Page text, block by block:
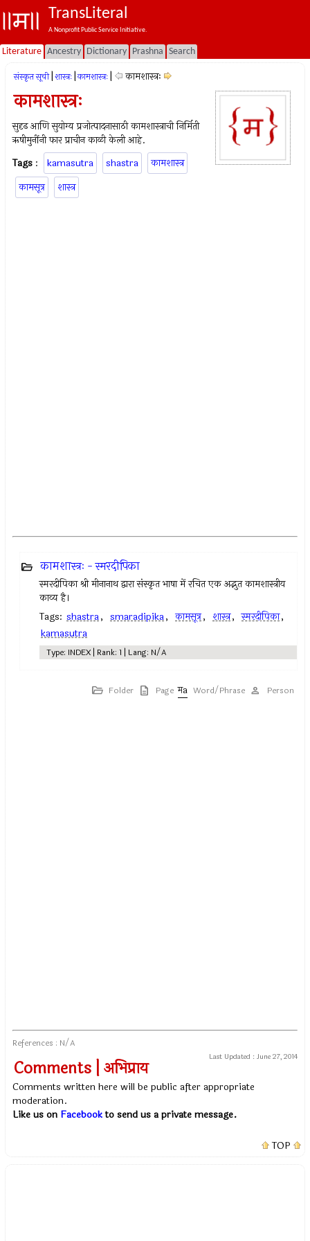
TransLiteral
A Nonprofit Public Service Initiative.
Literature Ancestry Dictionary Prashna Search
संस्कृत सूची शास्त्रः कामशास्त्रः कामशास्त्रः
कामशास्त्रः
सुदृढ आणि सुयोग्य प्रजोत्पादनासाठी कामशास्त्राची निर्मिती
ऋषीमुनींनी फार प्राचीन काळी केली आहे.
Tags : kamasutra shastra
कामशास्त्र
कामसूत्र
शास्त्र
कामशास्त्रः - स्मरदीपिका
स्मरदीपिका श्री मीनानाथ द्वारा संस्कृत भाषा में रचित एक अद्भुत कामशास्त्रीय
काव्य है।
Tags: shastra, smaradipika, कामसूत्र, शास्त्र, स्मरदीपिका,
kamasutra
Type: INDEX | Rank: 1 | Lang: N/A
Folder Page Word/Phrase Person
References : N/A
Last Updated : June 27, 2014
Comments | अभिप्राय
Comments written here will be public after appropriate
moderation.
Like us on Facebookto send us a private message.
TOP